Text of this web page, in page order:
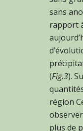
sans
rapport
(Fig.3).
région
plus de